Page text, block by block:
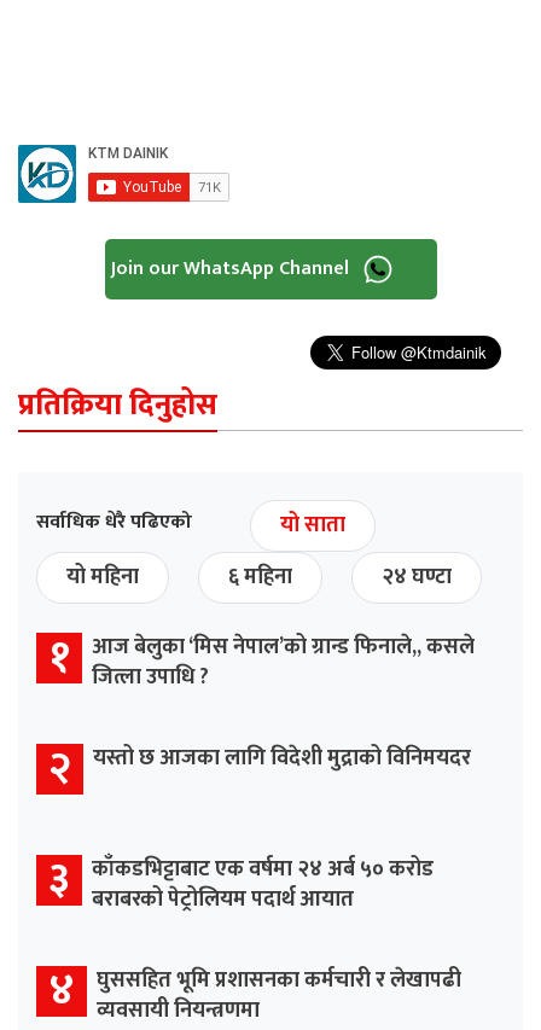
Join our WhatsApp Channel
प्रतिक्रिया दिनुहोस
सर्वाधिक धेरै पढिएको
यो साता
यो महिना
६ महिना २४ घण्टा
१ आज बेलुका ‘मिस नेपाल’को ग्रान्ड फिनाले,, कसले
जित्ला उपाधि ?
२ यस्तो छ आजका लागि विदेशी मुद्राको विनिमयदर
३ काँकडभिट्टाबाट एक वर्षमा २४ अर्ब ५० करोड
बराबरको पेट्रोलियम पदार्थ आयात
४ घुससहित भूमि प्रशासनका कर्मचारी र लेखापढी
व्यवसायी नियन्त्रणमा